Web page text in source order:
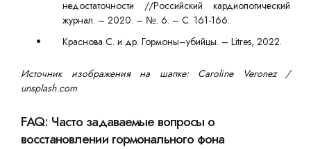
недостаточности //Российский кардиологический
журнал. – 2020. – №. 6. – С. 161-166.
Краснова С. и др. Гормоны–убийцы. – Litres, 2022.
Источник изображения на шапке: Caroline Veronez /
unsplash.com
FAQ: Часто задаваемые вопросы о
восстановлении гормонального фона